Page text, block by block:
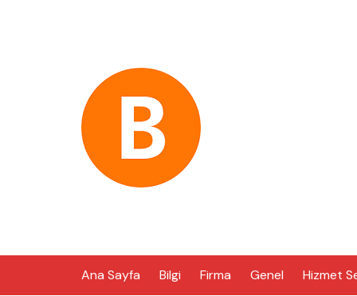
Ana Sayfa Bilgi Firma Genel Hizmet